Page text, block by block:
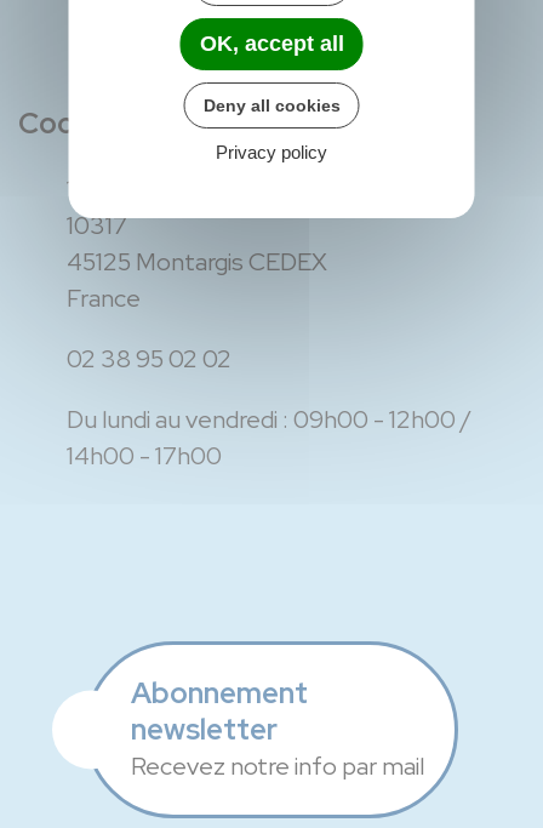
Coordonnées
1 rue du Faubourg de la Chaussée - CS
10317
45125 Montargis CEDEX
France
02 38 95 02 02
Du lundi au vendredi : 09h00 - 12h00
14h00 - 17h00
Abonnement
newsletter
Recevez notre info par mail
OK, accept all
Deny all cookies
Privacy policy